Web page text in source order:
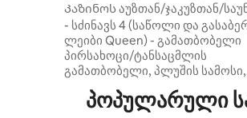
Კაზინოს აუზთან/ჯაკუზთან/
ადგილზე სპა
- სძინავს 4 (საწოლი და
ლეიბი Queen) - გამათბობელი
პირსახოცი/ტანსაცმლის
გამათბობელი, პლუშის სამოსი,
მაკიაჟის სარკე - ყავის ბარი
პოპულარული